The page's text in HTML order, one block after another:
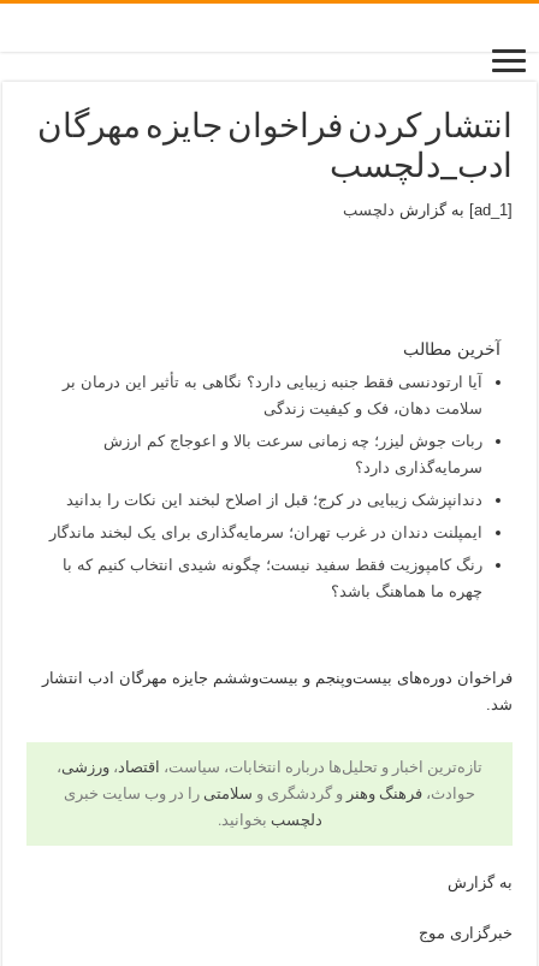
انتشار کردن فراخوان جایزه مهرگان
ادب_دلچسب
[ad_1] به گزارش دلچسب
آخرین مطالب
آیا ارتودنسی فقط جنبه زیبایی دارد؟ نگاهی به تأثیر این درمان بر
سلامت دهان، فک و کیفیت زندگی
ربات جوش لیزر؛ چه زمانی سرعت بالا و اعوجاج کم ارزش
سرمایه‌گذاری دارد؟
دندانپزشک زیبایی در کرج؛ قبل از اصلاح لبخند این نکات را بدانید
ایمپلنت دندان در غرب تهران؛ سرمایه‌گذاری برای یک لبخند ماندگار
رنگ کامپوزیت فقط سفید نیست؛ چگونه شیدی انتخاب کنیم که با
چهره ما هماهنگ باشد؟
فراخوان دوره‌های بیست‌وپنجم و بیست‌وششم جایزه مهرگان ادب انتشار
شد.
تازه‌ترین اخبار و تحلیل‌ها درباره انتخابات، سیاست، اقتصاد، ورزشی،
حوادث، فرهنگ وهنر و گردشگری و سلامتی را در وب سایت خبری
دلچسب بخوانید.
به گزارش
خبرگزاری موج